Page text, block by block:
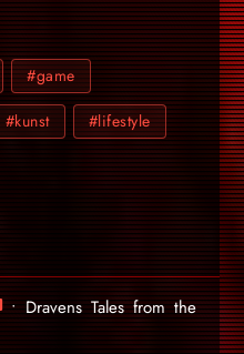
#game
#kunst #lifestyle
• Dravens Tales from the